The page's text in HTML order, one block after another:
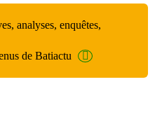
analyses, enquêtes,
de Batiactu